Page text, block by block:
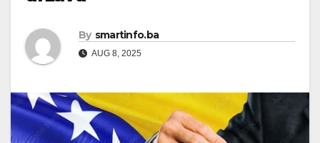
By smartinfo.ba
AUG 8, 2025